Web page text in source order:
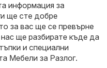
информация за
ще сте добре
за вас ще се превърне
ще разбирате къде да
и специални
Мебели за Разлог.